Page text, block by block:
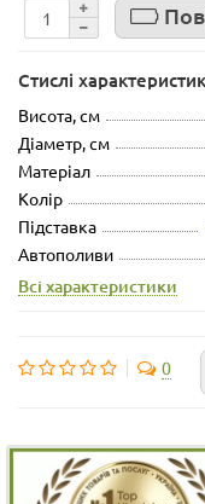
Стислі
Висота, см
Діаметр, см
Матеріал
Колір
Підставка
Автополиви
Всі характеристики
0